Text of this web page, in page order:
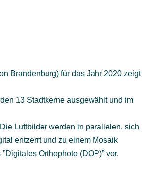
Brandenburg) für das Jahr 2020 zeigt
13 Stadtkerne ausgewählt und im
Luftbilder werden in parallelen, sich
entzerrt und zu einem Mosaik
Orthophoto (DOP)” vor.